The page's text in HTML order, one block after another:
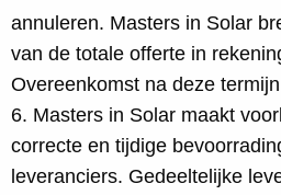
annuleren. Masters in Solar
van de totale offerte in
Overeenkomst na deze
6. Masters in Solar maakt
correcte en tijdige
leveranciers. Gedeeltelijke